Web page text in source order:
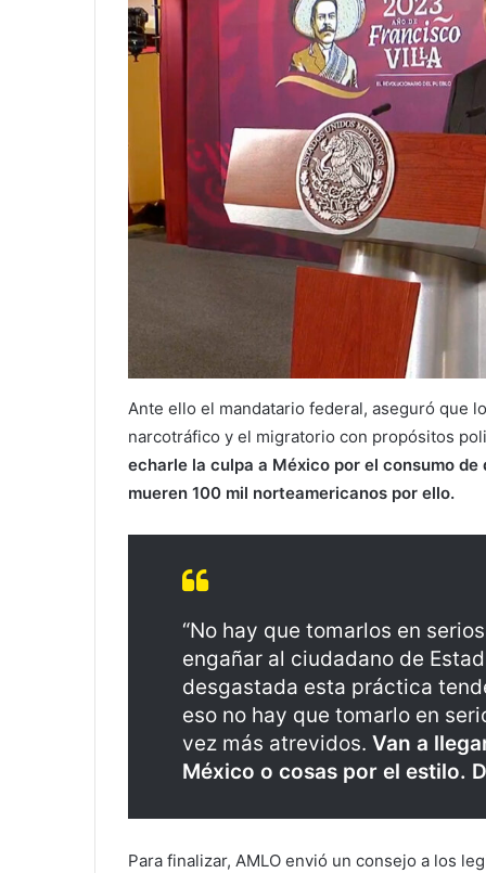
Ante ello el mandatario federal, aseguró que
narcotráfico y el migratorio con propósitos
echarle la culpa a México por el consumo
mueren 100 mil norteamericanos por ello.
“No hay que tomarlos en
engañar al ciudadano de
desgastada esta práctica
eso no hay que tomarlo en
vez más atrevidos. Van a
México o cosas por el estilo.
Para finalizar, AMLO envió un consejo a los